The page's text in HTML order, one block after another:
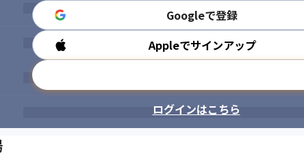
Googleで登録
Appleでサインアップ
ログインはこちら